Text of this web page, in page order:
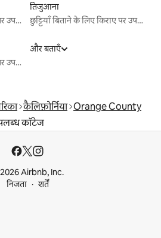
छुट्टियाँ बिताने के लिए किराए पर उपलब्ध जगहें
तिजुआना
छुट्टियाँ बिताने के लिए किराए पर उपलब्ध जगहें
छुट्टियाँ बिताने के लिए किराए पर उपलब्ध जगहें
और बताएँ
कैलिफ़ोर्निया Orange County
कॉटेज
Airbnb, Inc.
निजता
शर्तें